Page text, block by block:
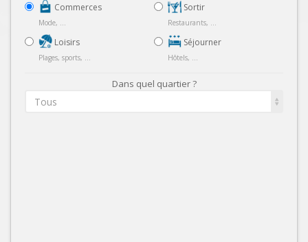
Commerces
Mode, ...
Loisirs
Plages, sports, ...
Sortir
Restaurants, ...
Séjourner
Hôtels, ...
Dans quel quartier ?
Tous